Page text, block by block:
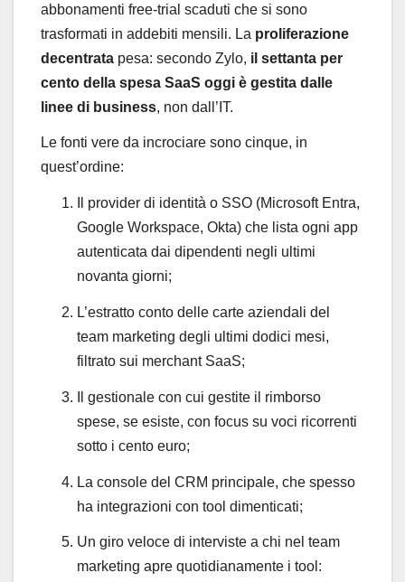
abbonamenti free-trial scaduti che si sono
trasformati in addebiti mensili. La proliferazione
decentrata pesa: secondo Zylo, il settanta per
cento della spesa SaaS oggi è gestita dalle
linee di business, non dall’IT.
Le fonti vere da incrociare sono cinque, in
quest’ordine:
Il provider di identità o SSO (Microsoft Entra,
Google Workspace, Okta) che lista ogni app
autenticata dai dipendenti negli ultimi
novanta giorni;
L’estratto conto delle carte aziendali del
team marketing degli ultimi dodici mesi,
filtrato sui merchant SaaS;
Il gestionale con cui gestite il rimborso
spese, se esiste, con focus su voci ricorrenti
sotto i cento euro;
La console del CRM principale, che spesso
ha integrazioni con tool dimenticati;
Un giro veloce di interviste a chi nel team
marketing apre quotidianamente i tool: